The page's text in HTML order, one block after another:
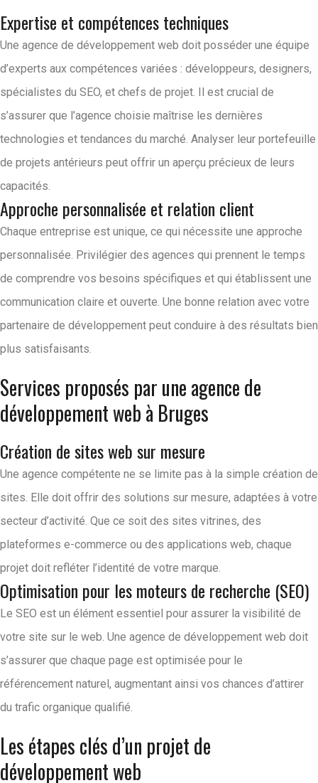
Expertise et compétences techniques
Une agence de développement web doit posséder une équipe
d’experts aux compétences variées : développeurs, designers,
spécialistes du SEO, et chefs de projet. Il est crucial de
s’assurer que l’agence choisie maîtrise les dernières
technologies et tendances du marché. Analyser leur portefeuille
de projets antérieurs peut offrir un aperçu précieux de leurs
capacités.
Approche personnalisée et relation client
Chaque entreprise est unique, ce qui nécessite une approche
personnalisée. Privilégier des agences qui prennent le temps
de comprendre vos besoins spécifiques et qui établissent une
communication claire et ouverte. Une bonne relation avec votre
partenaire de développement peut conduire à des résultats bien
plus satisfaisants.
Services proposés par une agence de
développement web à Bruges
Création de sites web sur mesure
Une agence compétente ne se limite pas à la simple création de
sites. Elle doit offrir des solutions sur mesure, adaptées à votre
secteur d’activité. Que ce soit des sites vitrines, des
plateformes e-commerce ou des applications web, chaque
projet doit refléter l’identité de votre marque.
Optimisation pour les moteurs de recherche (SEO)
Le SEO est un élément essentiel pour assurer la visibilité de
votre site sur le web. Une agence de développement web doit
s’assurer que chaque page est optimisée pour le
référencement naturel, augmentant ainsi vos chances d’attirer
du trafic organique qualifié.
Les étapes clés d’un projet de
développement web